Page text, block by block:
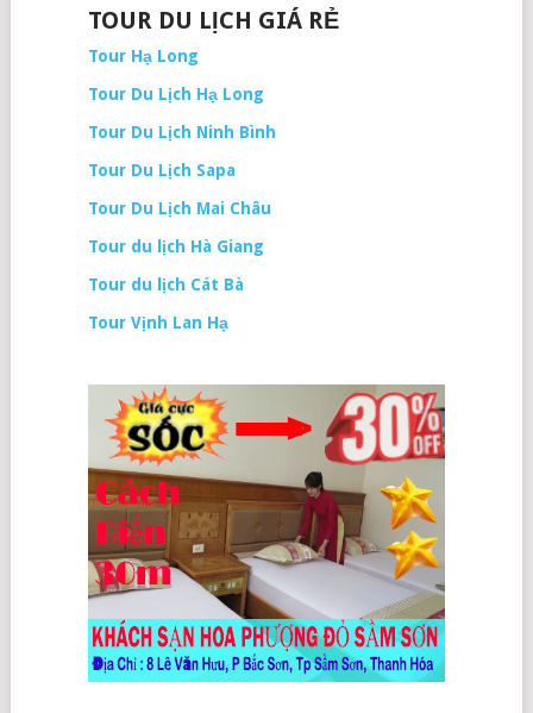
TOUR DU LỊCH GIÁ RẺ
Tour Hạ Long
Tour Du Lịch Hạ Long
Tour Du Lịch Ninh Bình
Tour Du Lịch Sapa
Tour Du Lịch Mai Châu
Tour du lịch Hà Giang
Tour du lịch Cát Bà
Tour Vịnh Lan Hạ